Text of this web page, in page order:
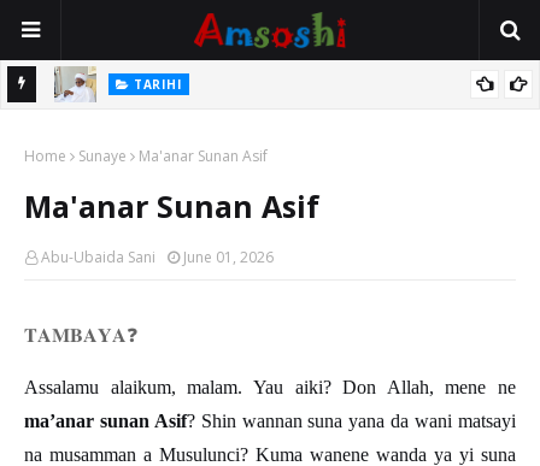
Mata TARIHI
Hassan
Home Sunaye Ma'anar Sunan Asif
Ma'anar Sunan Asif
Abu-Ubaida Sani June 01, 2026
𝐓𝐀𝐌𝐁𝐀𝐘𝐀❓
Assalamu alaikum, malam. Yau aiki? Don Allah, mene ne
ma’anar sunan Asif? Shin wannan suna yana da wani matsayi
na musamman a Musulunci? Kuma wanene wanda ya yi suna